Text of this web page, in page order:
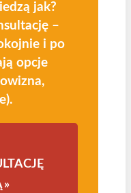
jak?
–
i po
opcje
»